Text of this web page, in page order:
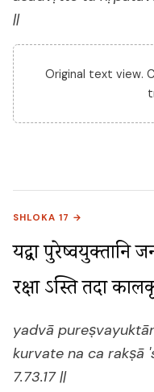
||
Original text view.
SHLOKA 17 →
यद्वा पुरेष्वयुक्तानि
रक्षा ऽस्ति तदा
yadvā
kurvate na ca rakṣā
7.73.17 ||